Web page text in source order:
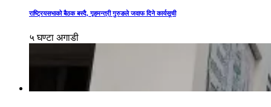
राष्ट्रियसभाको बैठक बस्दै, गृहमन्त्री गुरुङले जवाफ दिने कार्यसूची
५ घण्टा अगाडी